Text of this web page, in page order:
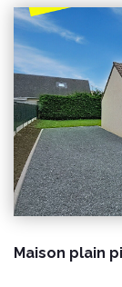
Disponible dès maintenant
Loyer : 680€ par mois charges comprises dont 0 € par
mois de
condition de ressources)
Honoraires charge
pour l'état des lieux. CLASSE
CLIMAT : D
d'énergie pour
au 01/01/2021 « Les informations sur les risques auxquels
ce bien est